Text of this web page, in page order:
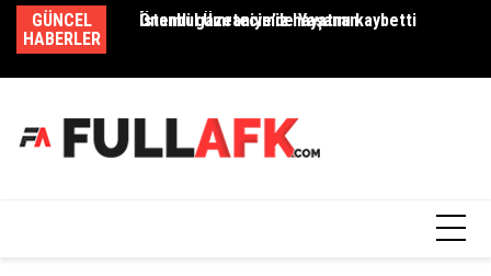
Skip
content
GÜNCEL
HABERLER
Önemli gazetecimiz hayatını kaybetti
İstanbul Ümraniye’de Yaşanan